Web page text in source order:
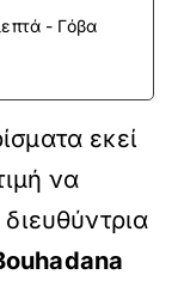
- Γόβα
εκεί
να